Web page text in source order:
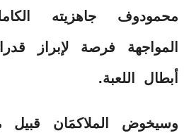
محمودوف جاهزيته
المواجهة فرصة لإبراز
أبطال اللعبة.
وسيخوض الملاكمَان قبيل